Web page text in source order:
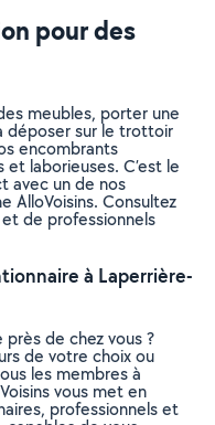
pour des
meubles, porter une
déposer sur le trottoir
encombrants
laborieuses. C’est le
avec un de nos
AlloVoisins. Consultez
de professionnels
à Laperrière-
de chez vous ?
de votre choix ou
les membres à
vous met en
professionnels et